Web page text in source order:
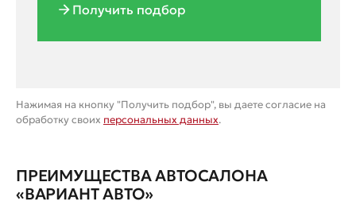
Получить подбор
Нажимая на кнопку "Получить подбор", вы даете согласие на
обработку своих персональных данных.
ПРЕИМУЩЕСТВА АВТОСАЛОНА
«ВАРИАНТ АВТО»